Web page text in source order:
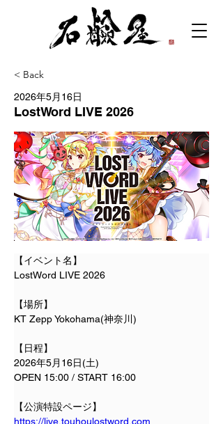
< Back
2026年5月16日
LostWord LIVE 2026
【イベント名】
LostWord LIVE 2026
【場所】
KT Zepp Yokohama(神奈川)
【日程】
2026年5月16日(土)
OPEN 15:00 / START 16:00
【公演特設ページ】
https://live.touhoulostword.com